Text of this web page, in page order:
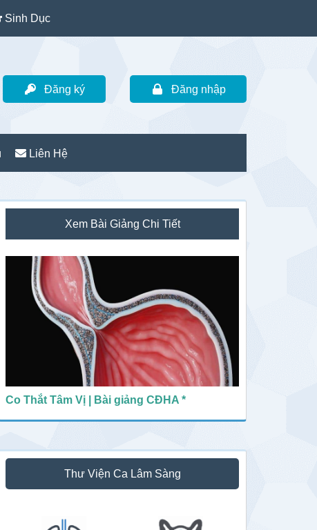
Sinh Dục
Đăng ký Đăng nhập
Liên Hệ
Sidebar
chính
Xem Bài Giảng Chi Tiết
Co Thắt Tâm Vị | Bài giảng CĐHA *
Thư Viện Ca Lâm Sàng